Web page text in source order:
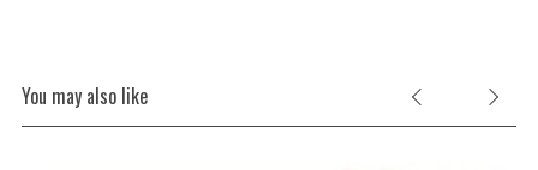
You may also like